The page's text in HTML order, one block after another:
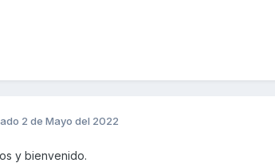
2 de Mayo del 2022
y bienvenido.